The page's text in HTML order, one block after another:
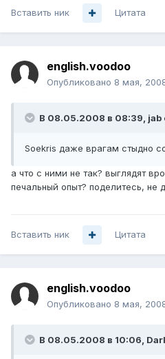
Вставить ник Цитата
english.voodoo
Опубликовано 8 мая,
В 08.05.2008 в 08:39, jab
Soekris даже врагам стыдно
а что с ними не так? выглядят
печальный опыт? поделитесь, не
Вставить ник Цитата
english.voodoo
Опубликовано 8 мая,
В 08.05.2008 в 10:06,